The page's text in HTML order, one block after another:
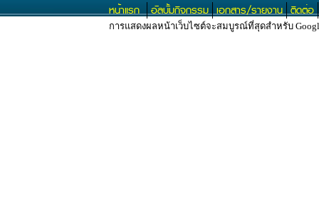
หน้าแรก อัลบั้มกิจกรรม เอกสาร/รายงาน ติดต่อ
การแสดงผลหน้าเว็บไซต์จะสมบูรณ์ที่สุดสำหรับ